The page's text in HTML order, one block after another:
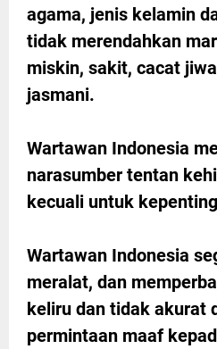
agama, jenis kelamin
tidak merendahkan
miskin, sakit, cacat
jasmani.
Wartawan Indonesia
narasumber tentan
kecuali untuk
Wartawan Indonesia
meralat, dan
keliru dan tidak akurat
permintaan maaf